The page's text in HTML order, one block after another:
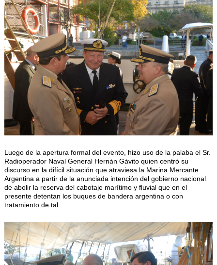
Luego de la apertura formal del evento, hizo uso de la palaba el Sr.
Radioperador Naval General Hernán Gávito quien centró su
discurso en la difícil situación que atraviesa la Marina Mercante
Argentina a partir de la anunciada intención del gobierno nacional
de abolir la reserva del cabotaje marítimo y fluvial que en el
presente detentan los buques de bandera argentina o con
tratamiento de tal.